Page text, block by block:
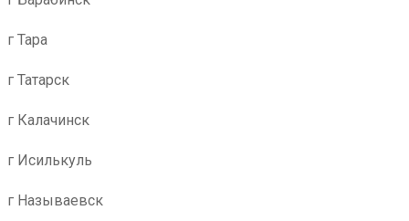
г Тара
г Татарск
г Калачинск
г Исилькуль
г Называевск